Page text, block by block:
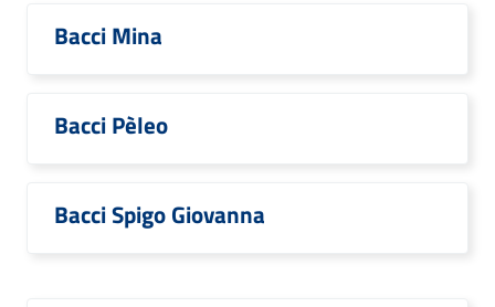
Bacci Mina
Bacci Pèleo
Bacci Spigo Giovanna